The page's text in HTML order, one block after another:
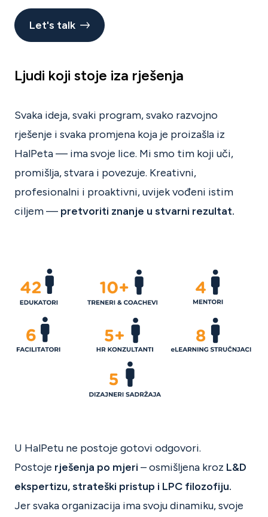
Let's talk
Ljudi koji stoje iza rješenja
Svaka ideja, svaki program, svako razvojno
rješenje i svaka promjena koja je proizašla iz
HalPeta — ima svoje lice. Mi smo tim koji uči,
promišlja, stvara i povezuje. Kreativni,
profesionalni i proaktivni, uvijek vođeni istim
ciljem — pretvoriti znanje u stvarni rezultat.
U HalPetu ne postoje gotovi odgovori.
Postoje rješenja po mjeri – osmišljena kroz L&D
ekspertizu, strateški pristup i LPC filozofiju.
Jer svaka organizacija ima svoju dinamiku, svoje